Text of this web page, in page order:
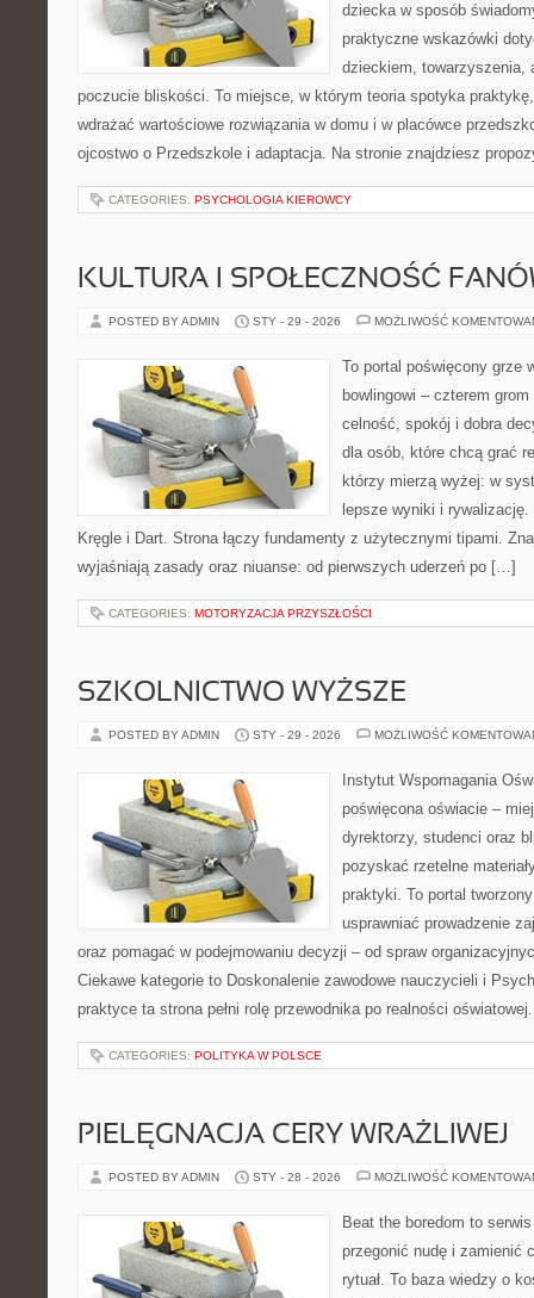
dziecka w sposób
praktyczne wskazówki
dzieckiem, towarzyszenia,
poczucie bliskości. To miejsce, w którym teoria spotyka
wdrażać wartościowe rozwiązania w domu i w placówce
ojcostwo o Przedszkole i adaptacja. Na stronie znajdziesz
CATEGORIES: PSYCHOLOGIA KIEROWCY
KULTURA I SPOŁECZNOŚĆ
POSTED BY ADMIN STY - 29 - 2026 MOŻLIWOŚĆ
To portal poświęcony grze
bowlingowi – czterem
celność, spokój i dobra
dla osób, które chcą grać
którzy mierzą wyżej: w
lepsze wyniki i
Kręgle i Dart. Strona łączy fundamenty z użytecznymi tipami.
wyjaśniają zasady oraz niuanse: od pierwszych uderzeń po […]
CATEGORIES: MOTORYZACJA PRZYSZŁOŚCI
SZKOLNICTWO WYŻSZE
POSTED BY ADMIN STY - 29 - 2026 MOŻLIWOŚĆ
Instytut Wspomagania
poświęcona oświacie –
dyrektorzy, studenci oraz
pozyskać rzetelne
praktyki. To portal
usprawniać prowadzenie
oraz pomagać w podejmowaniu decyzji – od spraw
Ciekawe kategorie to Doskonalenie zawodowe nauczycieli i
praktyce ta strona pełni rolę przewodnika po realności
CATEGORIES: POLITYKA W POLSCE
PIELĘGNACJA CERY WRAŻLIWEJ
POSTED BY ADMIN STY - 28 - 2026 MOŻLIWOŚĆ
Beat the boredom to
przegonić nudę i zamienić
rytuał. To baza wiedzy o